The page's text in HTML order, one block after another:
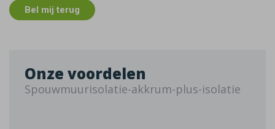
Bel mij terug
Onze voordelen
Spouwmuurisolatie-akkrum-plus-isolatie